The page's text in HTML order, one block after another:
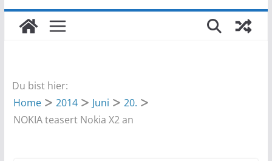
Du bist hier:
Home
2014 Juni
20.
NOKIA teasert Nokia X2 an